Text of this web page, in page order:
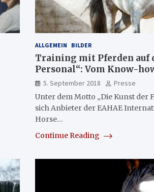
ALLGEMEIN BILDER
Training mit Pferden auf
Personal“: Vom Know-
5. September 2018
Presse
Unter dem Motto „Die Kunst der
sich Anbieter der EAHAE
Horse…
Continue Reading